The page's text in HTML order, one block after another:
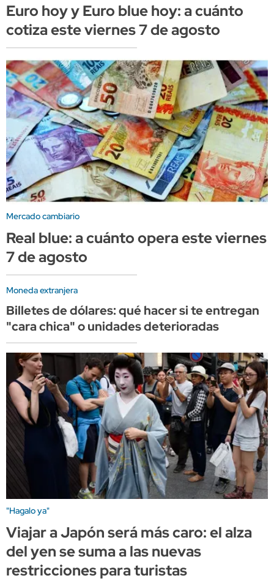
Euro hoy y Euro blue hoy: a cuánto
cotiza este viernes 7 de agosto
Mercado cambiario
Real blue: a cuánto opera este viernes
7 de agosto
Moneda extranjera
Billetes de dólares: qué hacer si te entregan
"cara chica" o unidades deterioradas
"Hagalo ya"
Viajar a Japón será más caro: el alza
del yen se suma a las nuevas
restricciones para turistas